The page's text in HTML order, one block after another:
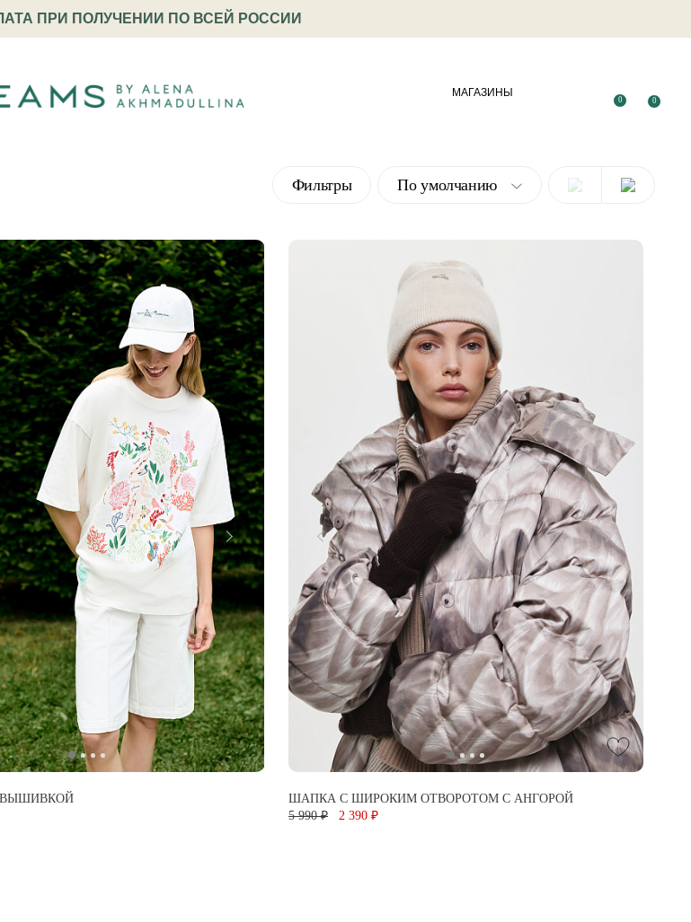
ПРИ ПОЛУЧЕНИИ ПО ВСЕЙ РОССИИ
МАГАЗИНЫ
0 0
Фильтры По умолчанию
ВЫШИВКОЙ
ШАПКА С ШИРОКИМ ОТВОРОТОМ С АНГОРОЙ
5 990 ₽
2 390 ₽